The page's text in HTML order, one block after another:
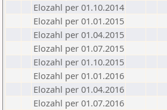
Elozahl per 01.10.2014
Elozahl per 01.01.2015
Elozahl per 01.04.2015
Elozahl per 01.07.2015
Elozahl per 01.10.2015
Elozahl per 01.01.2016
Elozahl per 01.04.2016
Elozahl per 01.07.2016